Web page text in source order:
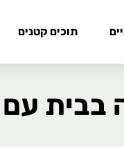
תוכים קטנים
עם